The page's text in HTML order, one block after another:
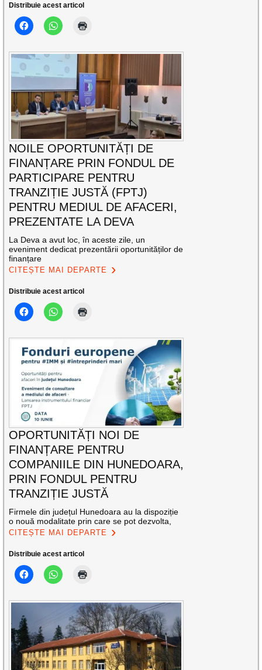
Distribuie acest articol
NOILE OPORTUNITĂȚI DE
FINANȚARE PRIN FONDUL DE
PARTICIPARE PENTRU
TRANZIȚIE JUSTĂ (FPTJ)
PENTRU MEDIUL DE AFACERI,
PREZENTATE LA DEVA
La Deva a avut loc, în aceste zile, un
eveniment dedicat prezentării oportunităților de
finanțare
CITEȘTE MAI DEPARTE
Distribuie acest articol
OPORTUNITĂȚI NOI DE
FINANȚARE PENTRU
COMPANIILE DIN HUNEDOARA,
PRIN FONDUL PENTRU
TRANZIȚIE JUSTĂ
Firmele din județul Hunedoara au la dispoziție
o nouă modalitate prin care se pot dezvolta,
CITEȘTE MAI DEPARTE
Distribuie acest articol